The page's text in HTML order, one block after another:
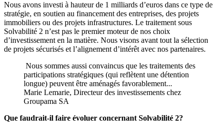
Nous avons investi à hauteur de 1 milliards d’euros dans ce type de
stratégie, en soutien au financement des entreprises, des projets
immobiliers ou des projets infrastructures. Le traitement sous
Solvabilité 2 n’est pas le premier moteur de nos choix
d’investissement en la matière. Nous visons avant tout la sélection
de projets sécurisés et l’alignement d’intérêt avec nos partenaires.
Nous sommes aussi convaincus que les traitements des
participations stratégiques (qui reflètent une détention
longue) peuvent être aménagés favorablement...
Marie Lemarie, Directeur des investissements chez
Groupama SA
Que faudrait-il faire évoluer concernant Solvabilité 2?